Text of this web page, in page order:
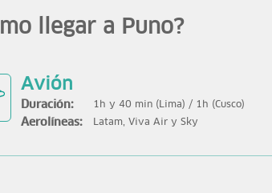
llegar a Puno?
Avión
Duración: 1h y 40 min (Lima) / 1h (Cusco)
Aerolíneas: Latam, Viva Air y Sky